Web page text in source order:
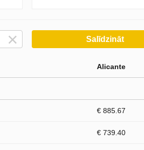
Salīdzināt
Alicante
€ 885.67
€ 739.40